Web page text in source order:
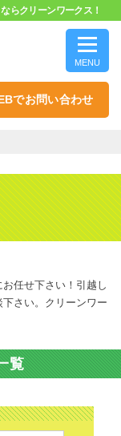
らクリーンワークス！
MENU
でお問い合わせ
任せ下さい！引越し
さい。クリーンワー
覧